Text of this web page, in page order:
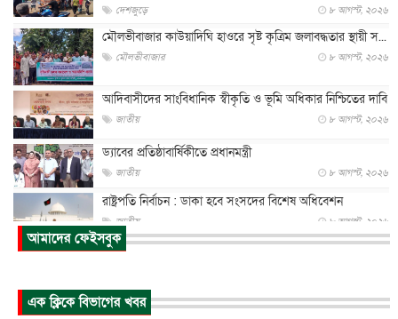
দেশজুড়ে ৮ আগস্ট, ২০২৬
মৌলভীবাজার কাউয়াদিঘি হাওরে সৃষ্ট কৃত্রিম জলাবদ্ধতার স্থায়ী স...
মৌলভীবাজার ৮ আগস্ট, ২০২৬
আদিবাসীদের সাংবিধানিক স্বীকৃতি ও ভূমি অধিকার নিশ্চিতের দাবি
জাতীয় ৮ আগস্ট, ২০২৬
ড্যাবের প্রতিষ্ঠাবার্ষিকীতে প্রধানমন্ত্রী
জাতীয় ৮ আগস্ট, ২০২৬
রাষ্ট্রপতি নির্বাচন : ডাকা হবে সংসদের বিশেষ অধিবেশন
জাতীয় ৮ আগস্ট, ২০২৬
প্রধানমন্ত্রীর সঙ্গে সাক্ষাতে খুদে শিল্পী অনুশ্রী রায়ের স্বপ...
পাকিস্তান-তুরস্কের সঙ্গে প্রতিরক্ষা চুক্তি সৌদি আরবকে কতটা ন...
আমাদের ফেইসবুক
এক ক্লিকে বিভাগের খবর